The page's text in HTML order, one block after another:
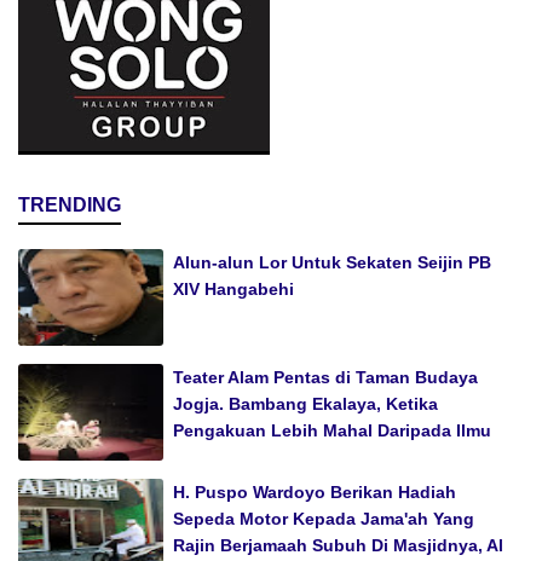
TRENDING
Alun-alun Lor Untuk Sekaten Seijin PB
XIV Hangabehi
Teater Alam Pentas di Taman Budaya
Jogja. Bambang Ekalaya, Ketika
Pengakuan Lebih Mahal Daripada Ilmu
H. Puspo Wardoyo Berikan Hadiah
Sepeda Motor Kepada Jama'ah Yang
Rajin Berjamaah Subuh Di Masjidnya, Al